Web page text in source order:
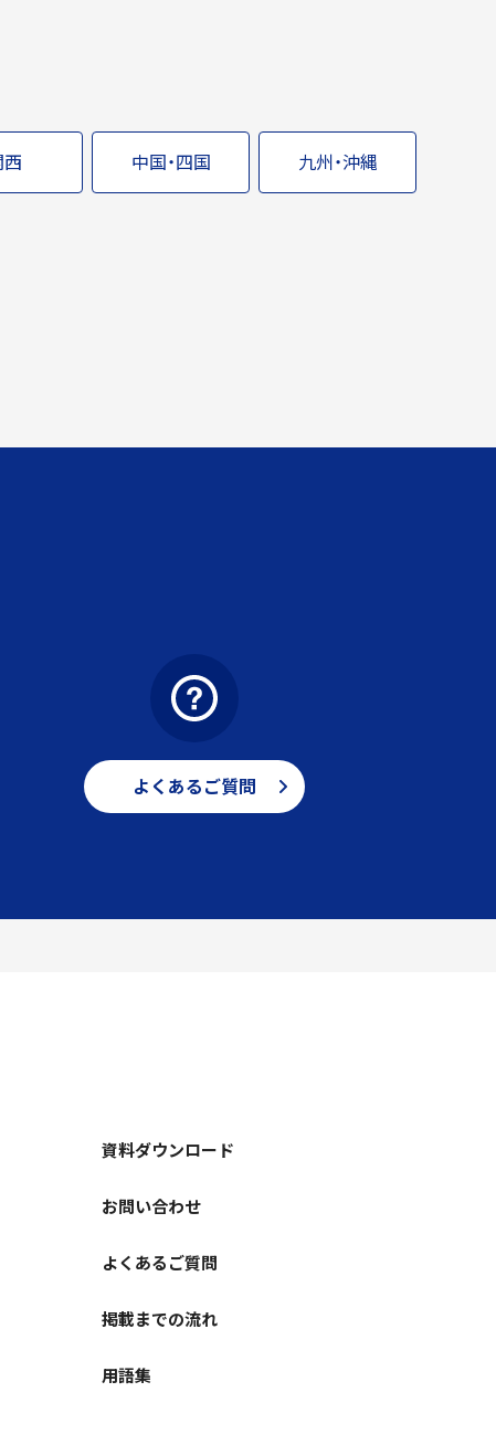
西 中国・四国 九州・沖縄
よくあるご質問
資料ダウンロード
お問い合わせ
よくあるご質問
掲載までの流れ
用語集